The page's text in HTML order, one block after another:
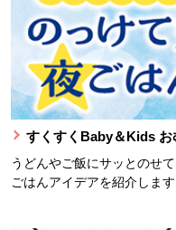
すくすくBaby＆Kids お
うどんやご飯にサッとのせ
ごはんアイデアを紹介します